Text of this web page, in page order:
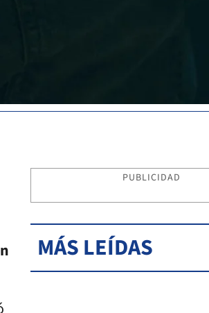
PUBLICIDAD
MÁS LEÍDAS